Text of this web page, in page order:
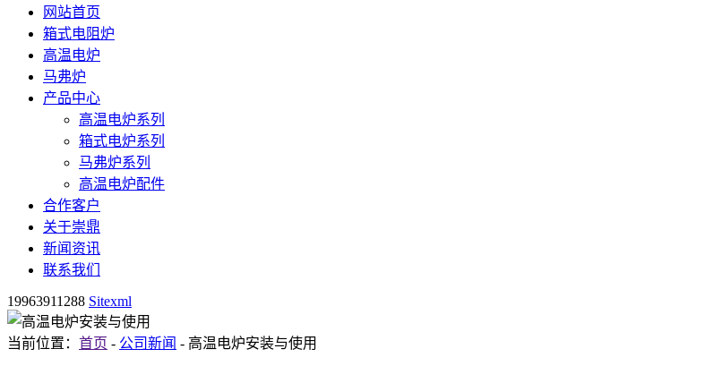
网站首页
箱式电阻炉
高温电炉
马弗炉
产品中心
高温电炉系列
箱式电炉系列
马弗炉系列
高温电炉配件
合作客户
关于崇鼎
新闻资讯
联系我们
19963911288 Sitexml
当前位置： 首页 - 公司新闻 - 高温电炉安装与使用